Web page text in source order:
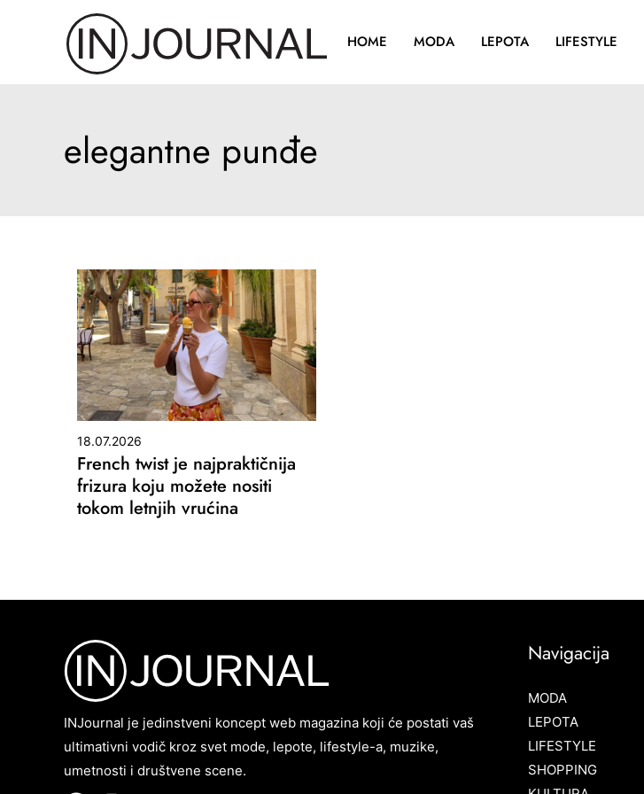
HOME MODA LEPOTA LIFESTYLE
elegantne punđe
18.07.2026
French twist je najpraktičnija
frizura koju možete nositi
tokom letnjih vrućina
INJournal je jedinstveni koncept web magazina koji će postati vaš
ultimativni vodič kroz svet mode, lepote, lifestyle-a, muzike,
umetnosti i društvene scene.
Navigacija
MODA
LEPOTA
LIFESTYLE
SHOPPING